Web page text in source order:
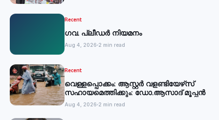
Recent
ഗവ. പ്ലീഡർ നിയമനം
Aug 4, 2026 2 min read
Recent
വെള്ളപ്പൊക്കം: ആസ്റ്റര്‍ വളണ്ടിയേഴ്‌സ്
സഹായമെത്തിക്കും: ഡോ.ആസാദ് മൂപ്പന്‍
Aug 4, 2026 2 min read